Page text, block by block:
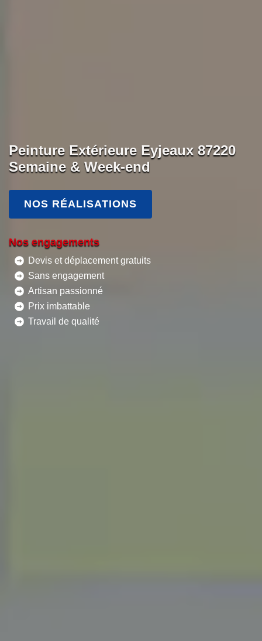
Peinture Extérieure Eyjeaux 87220
Semaine & Week-end
NOS RÉALISATIONS
Nos engagements
Devis et déplacement gratuits
Sans engagement
Artisan passionné
Prix imbattable
Travail de qualité